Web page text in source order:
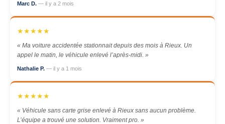
Marc D. — il y a 2 mois
★★★★★
« Ma voiture accidentée stationnait depuis des mois à Rieux. Un
appel le matin, le véhicule enlevé l’après-midi. »
Nathalie P. — il y a 1 mois
★★★★★
« Véhicule sans carte grise enlevé à Rieux sans aucun problème.
L’équipe a trouvé une solution. Vraiment pro. »